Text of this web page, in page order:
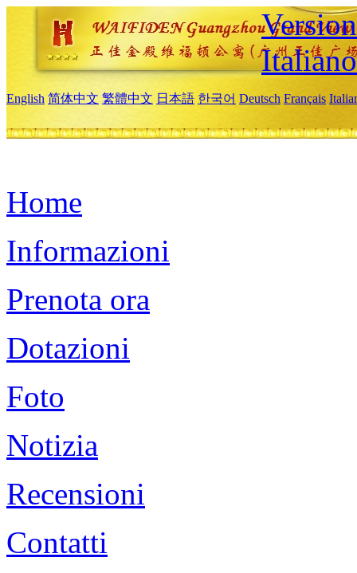
Italiano
English 简体中文 繁體中文 日本語 한국어 Deutsch Français
Home
Informazioni
Prenota ora
Dotazioni
Foto
Notizia
Recensioni
Contatti